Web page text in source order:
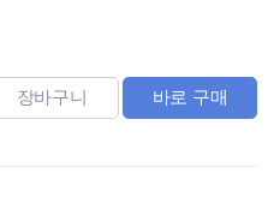
장바구니 바로 구매